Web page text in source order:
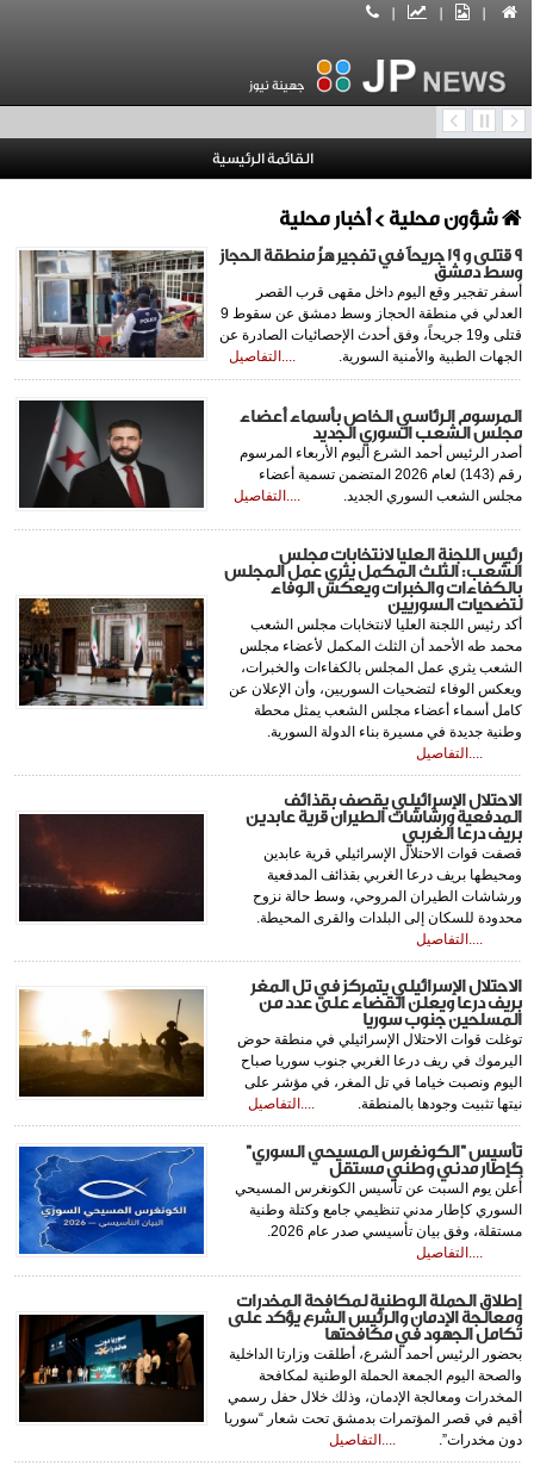
|
|
|
جهينة نيوز
القائمة الرئيسية
شؤون محلية> أخبار محلية
9 قتلى و 19 جريحاً في تفجير هزّ منطقة الحجاز
وسط دمشق
أسفر تفجير وقع اليوم داخل مقهى قرب القصر
العدلي في منطقة الحجاز وسط دمشق عن سقوط 9
قتلى و19 جريحاً، وفق أحدث الإحصائيات الصادرة عن
الجهات الطبية والأمنية السورية.
....التفاصيل
المرسوم الرئاسي الخاص بأسماء أعضاء
مجلس الشعب السوري الجديد
أصدر الرئيس أحمد الشرع اليوم الأربعاء المرسوم
رقم (143) لعام 2026 المتضمن تسمية أعضاء
مجلس الشعب السوري الجديد.
....التفاصيل
رئيس اللجنة العليا لانتخابات مجلس
الشعب: الثلث المكمل يثري عمل المجلس
بالكفاءات والخبرات ويعكس الوفاء
لتضحيات السوريين
أكد رئيس اللجنة العليا لانتخابات مجلس الشعب
محمد طه الأحمد أن الثلث المكمل لأعضاء مجلس
الشعب يثري عمل المجلس بالكفاءات والخبرات،
ويعكس الوفاء لتضحيات السوريين، وأن الإعلان عن
كامل أسماء أعضاء مجلس الشعب يمثل محطة
وطنية جديدة في مسيرة بناء الدولة السورية.
....التفاصيل
الاحتلال الإسرائيلي يقصف بقذائف
المدفعية ورشاشات الطيران قرية عابدين
بريف درعا الغربي
قصفت قوات الاحتلال الإسرائيلي قرية عابدين
ومحيطها بريف درعا الغربي بقذائف المدفعية
ورشاشات الطيران المروحي، وسط حالة نزوح
محدودة للسكان إلى البلدات والقرى المحيطة.
....التفاصيل
الاحتلال الإسرائيلي يتمركز في تل المغر
بريف درعا ويعلن القضاء على عدد من
المسلحين جنوب سوريا
توغلت قوات الاحتلال الإسرائيلي في منطقة حوض
اليرموك في ريف درعا الغربي جنوب سوريا صباح
اليوم ونصبت خياما في تل المغر، في مؤشر على
نيتها تثبيت وجودها بالمنطقة.
....التفاصيل
تأسيس "الكونغرس المسيحي السوري"
كإطار مدني وطني مستقل
أُعلن يوم السبت عن تأسيس الكونغرس المسيحي
السوري كإطار مدني تنظيمي جامع وكتلة وطنية
مستقلة، وفق بيان تأسيسي صدر عام 2026.
....التفاصيل
إطلاق الحملة الوطنية لمكافحة المخدرات
ومعالجة الإدمان والرئيس الشرع يؤكد على
تكامل الجهود في مكافحتها
بحضور الرئيس أحمد الشرع، أطلقت وزارتا الداخلية
والصحة اليوم الجمعة ‌‏الحملة الوطنية لمكافحة
المخدرات ومعالجة الإدمان، وذلك خلال حفل رسمي
‌‏أقيم في قصر المؤتمرات بدمشق تحت شعار “سوريا
دون مخدرات”.
....التفاصيل